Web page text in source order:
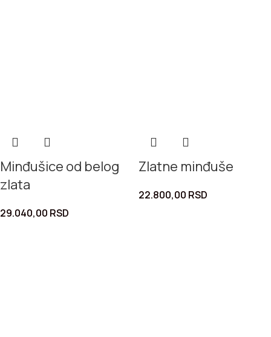
Minđušice od belog
zlata
29.040,00 RSD
Zlatne minđuše
22.800,00 RSD